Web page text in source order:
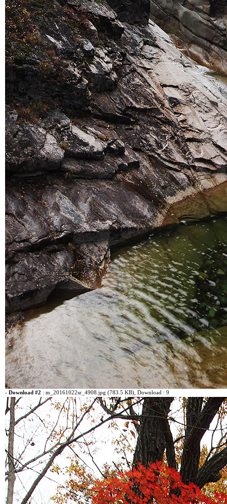
- Download #2 : m_20161022sr_4908.jpg (783.5 KB) , Download : 9